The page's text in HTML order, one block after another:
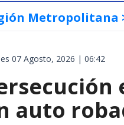
Metropolitana
07 Agosto, 2026 | 06:42
auto